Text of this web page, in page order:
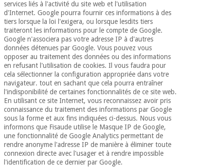
Vétérinaire
Orthopédie
Instruments
chirurgicaux
(déstockage)
services liés à l'activité du site web et l'utilisation
d'Internet. Google pourra fournir ces informations à des
tiers lorsque la loi l'exigera, ou lorsque lesdits tiers
traiteront les informations pour le compte de Google.
Google n'associera pas votre adresse IP à d'autres
données détenues par Google. Vous pouvez vous
opposer au traitement des données ou des informations
en refusant l'utilisation de cookies. Il vous faudra pour
cela sélectionner la configuration appropriée dans votre
navigateur. tout en sachant que cela pourra entraîner
l'indisponibilité de certaines fonctionnalités de ce site web.
En utilisant ce site Internet, vous reconnaissez avoir pris
connaissance du traitement des informations par Google
sous la forme et aux fins indiquées ci-dessus. Nous vous
informons que Fisaude utilise le Masque IP de Google,
une fonctionnalité de Google Analytics permettant de
rendre anonyme l'adresse IP de manière à éliminer toute
connexion directe avec l'usager et à rendre impossible
l'identification de ce dernier par Google.